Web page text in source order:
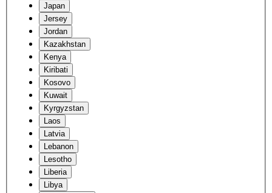
Japan
Jersey
Jordan
Kazakhstan
Kenya
Kiribati
Kosovo
Kuwait
Kyrgyzstan
Laos
Latvia
Lebanon
Lesotho
Liberia
Libya